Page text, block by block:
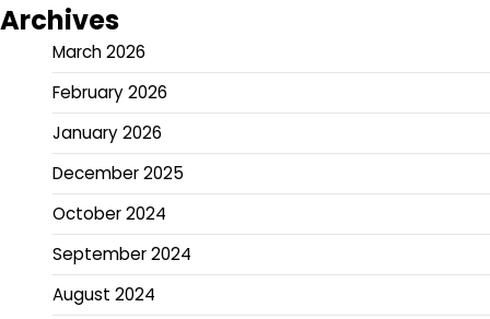
Archives
March 2026
February 2026
January 2026
December 2025
October 2024
September 2024
August 2024